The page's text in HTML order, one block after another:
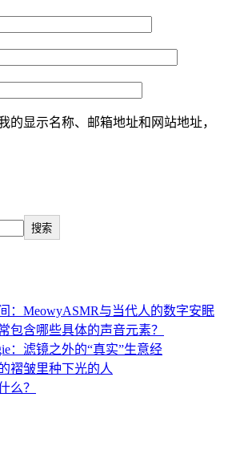
的显示名称、邮箱地址和网站地址，
搜索
：MeowyASMR与当代人的数字安眠
包含哪些具体的声音元素？
：滤镜之外的“真实”生意经
褶皱里种下光的人
么？